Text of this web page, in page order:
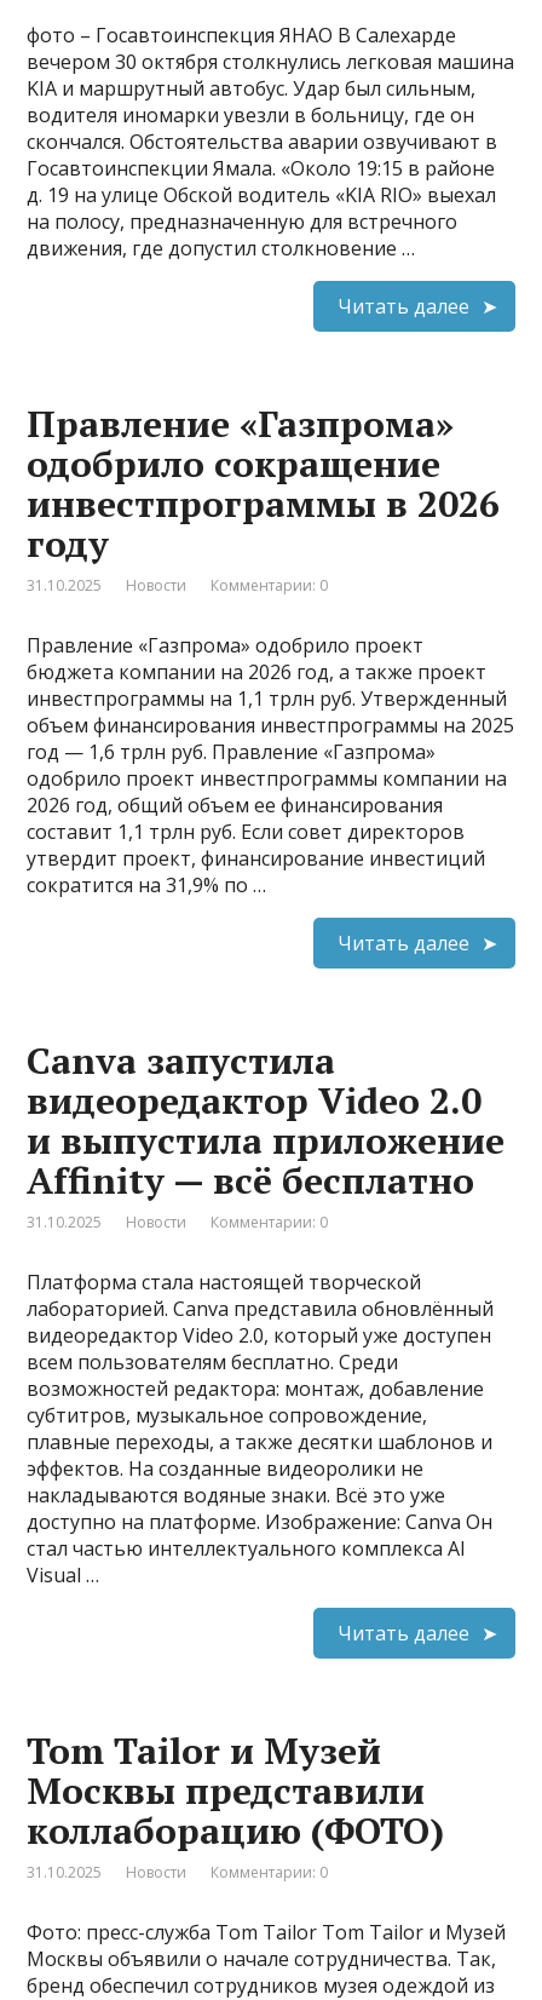
фото – Госавтоинспекция ЯНАО В Салехарде
вечером 30 октября столкнулись легковая машина
KIA и маршрутный автобус. Удар был сильным,
водителя иномарки увезли в больницу, где он
скончался. Обстоятельства аварии озвучивают в
Госавтоинспекции Ямала. «Около 19:15 в районе
д. 19 на улице Обской водитель «KIA RIO» выехал
на полосу, предназначенную для встречного
движения, где допустил столкновение …
Читать далее
Правление «Газпрома»
одобрило сокращение
инвестпрограммы в 2026
году
31.10.2025 Новости Комментарии: 0
Правление «Газпрома» одобрило проект
бюджета компании на 2026 год, а также проект
инвестпрограммы на 1,1 трлн руб. Утвержденный
объем финансирования инвестпрограммы на 2025
год — 1,6 трлн руб. Правление «Газпрома»
одобрило проект инвестпрограммы компании на
2026 год, общий объем ее финансирования
составит 1,1 трлн руб. Если совет директоров
утвердит проект, финансирование инвестиций
сократится на 31,9% по …
Читать далее
Canva запустила
видеоредактор Video 2.0
и выпустила приложение
Affinity — всё бесплатно
31.10.2025 Новости Комментарии: 0
Платформа стала настоящей творческой
лабораторией. Canva представила обновлённый
видеоредактор Video 2.0, который уже доступен
всем пользователям бесплатно. Среди
возможностей редактора: монтаж, добавление
субтитров, музыкальное сопровождение,
плавные переходы, а также десятки шаблонов и
эффектов. На созданные видеоролики не
накладываются водяные знаки. Всё это уже
доступно на платформе. Изображение: Canva Он
стал частью интеллектуального комплекса AI
Visual …
Читать далее
Tom Tailor и Музей
Москвы представили
коллаборацию (ФОТО)
31.10.2025 Новости Комментарии: 0
Фото: пресс-служба Tom Tailor Tom Tailor и Музей
Москвы объявили о начале сотрудничества. Так,
бренд обеспечил сотрудников музея одеждой из